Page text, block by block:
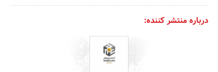
درباره منتشر کننده: